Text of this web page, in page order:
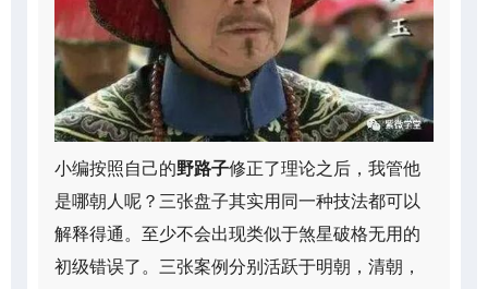
小编按照自己的野路子修正了理论之后，我管他
是哪朝人呢？三张盘子其实用同一种技法都可以
解释得通。至少不会出现类似于煞星破格无用的
初级错误了。三张案例分别活跃于明朝，清朝，